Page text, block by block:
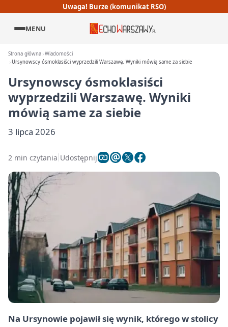
Uwaga! Burze (komunikat RSO)
MENU
Strona główna Wiadomości
Ursynowscy ósmoklasiści wyprzedzili Warszawę. Wyniki mówią same za siebie
Ursynowscy ósmoklasiści
wyprzedzili Warszawę. Wyniki
mówią same za siebie
3 lipca 2026
2 min czytania Udostępnij
Na Ursynowie pojawił się wynik, którego w stolicy